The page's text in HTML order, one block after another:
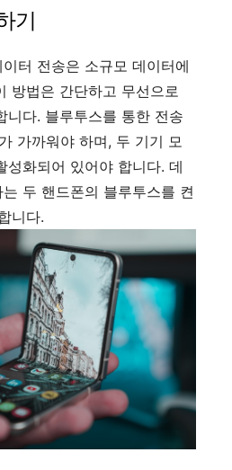
기
터 전송은 소규모 데이터에
방법은 간단하고 무선으로
니다. 블루투스를 통한 전송
가까워야 하며, 두 기기 모
성화되어 있어야 합니다. 데
두 핸드폰의 블루투스를 켠
니다.